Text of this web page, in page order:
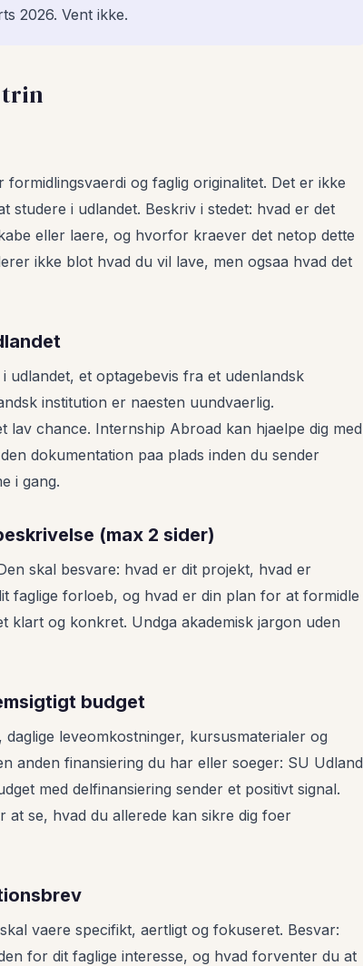
2026. Vent ikke.
trin
og faglig originalitet. Det er ikke
studere i udlandet. Beskriv i stedet: hvad er det
eller laere, og hvorfor kraever det netop dette
ikke blot hvad du vil lave, men ogsaa hvad det
et optagebevis fra et udenlandsk
institution er naesten uundvaerlig.
chance. Internship Abroad kan hjaelpe dig med
dokumentation paa plads inden du sender
i gang.
(max 2 sider)
skal besvare: hvad er dit projekt, hvad er
faglige forloeb, og hvad er din plan for at formidle
klart og konkret. Undga akademisk jargon uden
budget
leveomkostninger, kursusmaterialer og
anden finansiering du har eller soeger: SU Udland
med delfinansiering sender et positivt signal.
at se, hvad du allerede kan sikre dig foer
vaere specifikt, aertligt og fokuseret. Besvar:
for dit faglige interesse, og hvad forventer du at